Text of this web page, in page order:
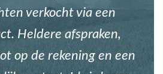
verkocht via een
Heldere afspraken,
op de rekening en een